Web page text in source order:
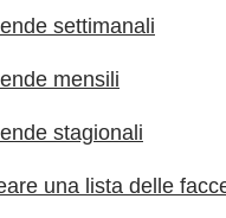
settimanali
mensili
stagionali
una lista delle